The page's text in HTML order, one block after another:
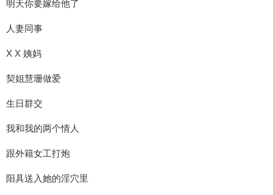
明天你要嫁给他了
人妻同事
X X 姨妈
契姐慧珊做爱
生日群交
我和我的两个情人
跟外籍女工打炮
阳具送入她的淫穴里